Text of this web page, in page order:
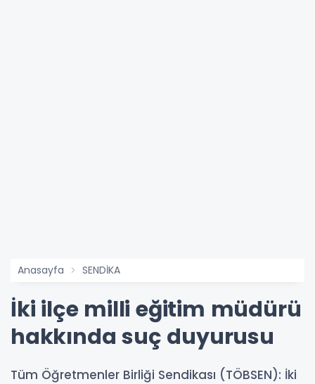
Anasayfa SENDİKA
İki ilçe milli eğitim müdürü
hakkında suç duyurusu
Tüm Öğretmenler Birliği Sendikası (TÖBSEN): İki